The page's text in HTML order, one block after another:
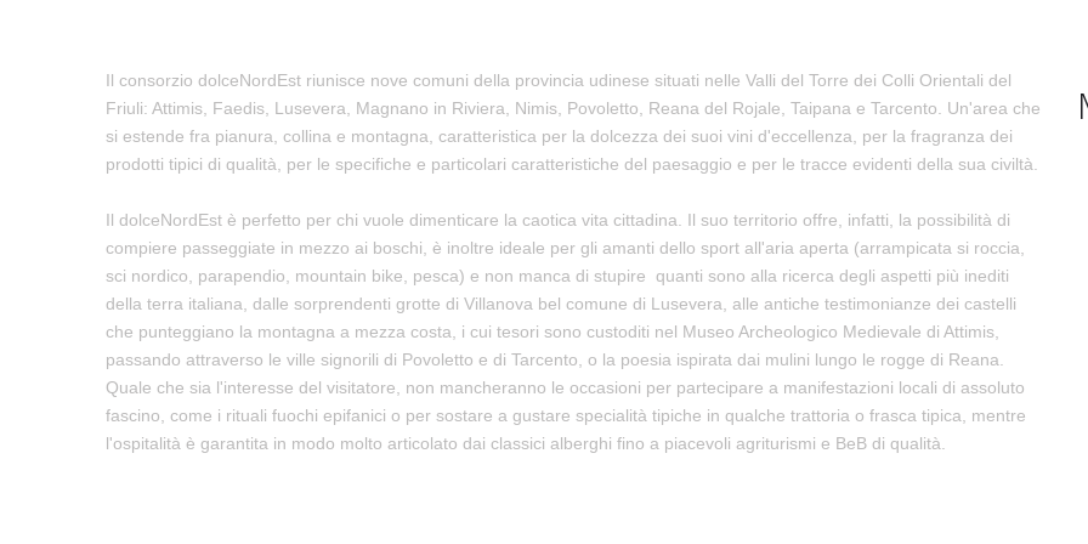
Il consorzio dolceNordEst riunisce nove comuni della provincia udinese situati nelle Valli del Torre dei Colli Orientali del
Friuli: Attimis, Faedis, Lusevera, Magnano in Riviera, Nimis, Povoletto, Reana del Rojale, Taipana e Tarcento. Un'area che
si estende fra pianura, collina e montagna, caratteristica per la dolcezza dei suoi vini d'eccellenza, per la fragranza dei
prodotti tipici di qualità, per le specifiche e particolari caratteristiche del paesaggio e per le tracce evidenti della sua civiltà.
Il dolceNordEst è perfetto per chi vuole dimenticare la caotica vita cittadina. Il suo territorio offre, infatti, la possibilità di
compiere passeggiate in mezzo ai boschi, è inoltre ideale per gli amanti dello sport all'aria aperta (arrampicata si roccia,
sci nordico, parapendio, mountain bike, pesca) e non manca di stupire quanti sono alla ricerca degli aspetti più inediti
della terra italiana, dalle sorprendenti grotte di Villanova bel comune di Lusevera, alle antiche testimonianze dei castelli
che punteggiano la montagna a mezza costa, i cui tesori sono custoditi nel Museo Archeologico Medievale di Attimis,
passando attraverso le ville signorili di Povoletto e di Tarcento, o la poesia ispirata dai mulini lungo le rogge di Reana.
Quale che sia l'interesse del visitatore, non mancheranno le occasioni per partecipare a manifestazioni locali di assoluto
fascino, come i rituali fuochi epifanici o per sostare a gustare specialità tipiche in qualche trattoria o frasca tipica, mentre
l'ospitalità è garantita in modo molto articolato dai classici alberghi fino a piacevoli agriturismi e BeB di qualità.